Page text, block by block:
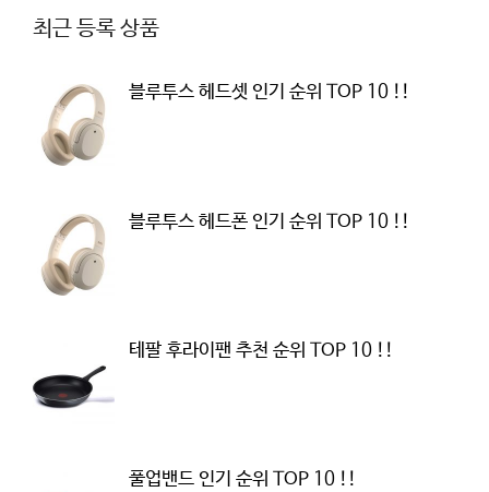
최근 등록 상품
블루투스 헤드셋 인기 순위 TOP 10 !!
블루투스 헤드폰 인기 순위 TOP 10 !!
테팔 후라이팬 추천 순위 TOP 10 !!
풀업밴드 인기 순위 TOP 10 !!